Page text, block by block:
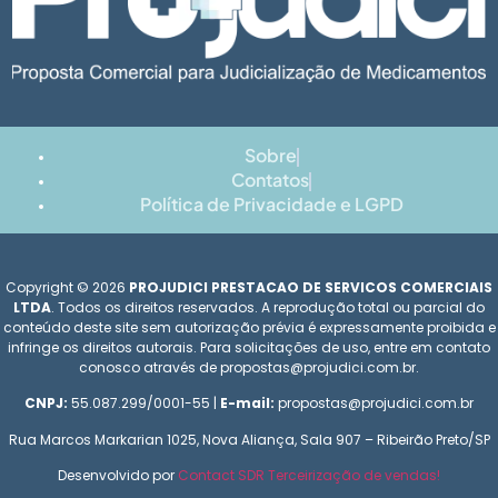
Sobre
Contatos
Política de Privacidade e LGPD
Copyright © 2026 PROJUDICI PRESTACAO DE SERVICOS COMERCIAIS
LTDA. Todos os direitos reservados. A reprodução total ou parcial do
conteúdo deste site sem autorização prévia é expressamente proibida e
infringe os direitos autorais. Para solicitações de uso, entre em contato
conosco através de propostas@projudici.com.br.
CNPJ: 55.087.299/0001-55 | E-mail: propostas@projudici.com.br
Rua Marcos Markarian 1025, Nova Aliança, Sala 907 – Ribeirão Preto/SP
Desenvolvido por Contact SDR Terceirização de vendas!